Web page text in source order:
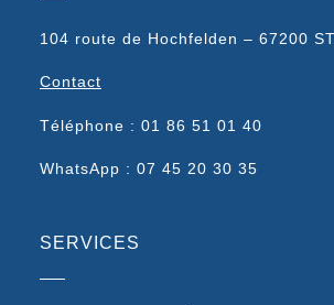
104 route de Hochfelden – 67200
Contact
Téléphone : 01 86 51 01 40
WhatsApp : 07 45 20 30 35
SERVICES